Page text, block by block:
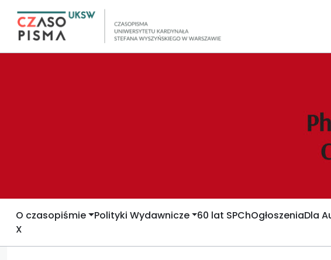
O czasopiśmie Polityki Wydawnicze 60 lat SPChOgłoszeniaDla
X